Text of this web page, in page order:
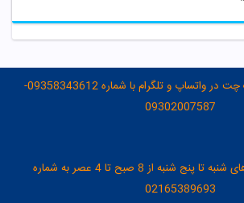
مشاوره رایگان بصورت چت در واتساپ و تلگرام با شماره 09358343612-
09302007587
تماس تلفنی در روزهای شنبه تا پنج شنبه از 8 صبح تا 4 عصر به شماره
02165389693